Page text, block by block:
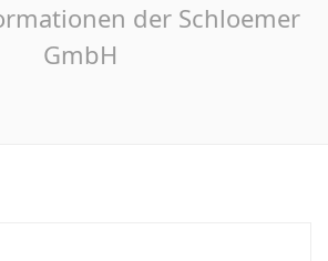
der Schloemer
GmbH